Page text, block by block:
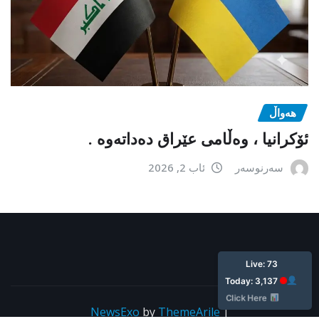
هەواڵ
ئۆکرانیا ، وەڵامی عێراق دەداتەوە .
سەرنوسەر ئاب 2, 2026
|
NewsExo by ThemeArile
ئێستا: ٧٣
ئه‌مرۆ: ٣,١٣٧
کلیک بکە